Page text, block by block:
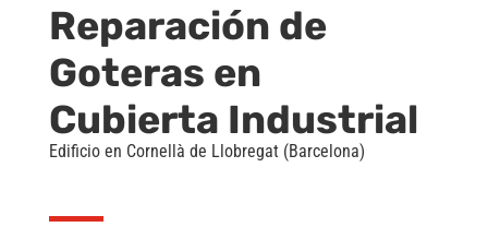
Reparación de
Goteras en
Cubierta Industrial
Edificio en Cornellà de Llobregat (Barcelona)